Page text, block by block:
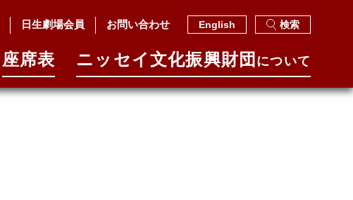
日生劇場会員 お問い合わせ English 検索
座席表 ニッセイ⽂化振興財団 について